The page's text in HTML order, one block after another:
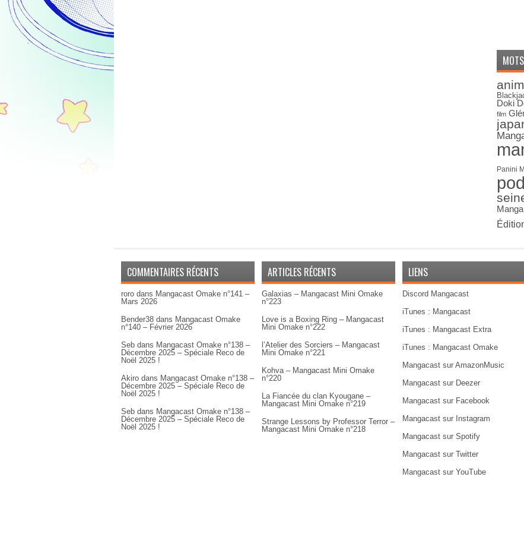
Doki
film
Panini
Manga
COMMENTAIRES RÉCENTS
roro dans Mangacast Omake n°141 –
Mars 2026
Bender38 dans Mangacast Omake
n°140 – Février 2026
Seb dans Mangacast Omake n°138 –
Décembre 2025 – Spéciale Reco de
Noël 2025 !
Akiro dans Mangacast Omake n°138 –
Décembre 2025 – Spéciale Reco de
Noël 2025 !
Seb dans Mangacast Omake n°138 –
Décembre 2025 – Spéciale Reco de
Noël 2025 !
ARTICLES RÉCENTS
Galaxias – Mangacast Mini Omake
n°223
Love is a Boxing Ring – Mangacast
Mini Omake n°222
l’Atelier des Sorciers – Mangacast
Mini Omake n°221
Kohva – Mangacast Mini Omake
n°220
La Fiancée du clan Kyougane –
Mangacast Mini Omake n°219
Strange Lessons by Professor Terror –
Mangacast Mini Omake n°218
LIENS
Discord Mangacast
iTunes : Mangacast
iTunes : Mangacast Extra
iTunes : Mangacast Omake
Mangacast sur AmazonMusic
Mangacast sur Deezer
Mangacast sur Facebook
Mangacast sur Instagram
Mangacast sur Spotify
Mangacast sur Twitter
Mangacast sur YouTube